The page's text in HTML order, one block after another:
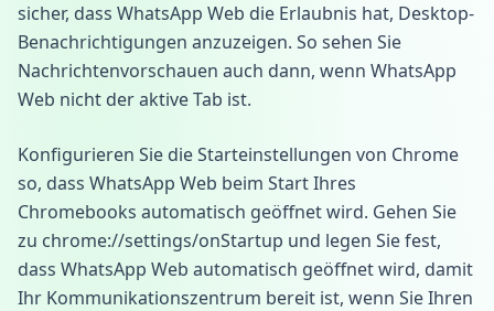
sicher, dass WhatsApp Web die Erlaubnis hat, Desktop-
Benachrichtigungen anzuzeigen. So sehen Sie
Nachrichtenvorschauen auch dann, wenn WhatsApp
Web nicht der aktive Tab ist.
Konfigurieren Sie die Starteinstellungen von Chrome
so, dass WhatsApp Web beim Start Ihres
Chromebooks automatisch geöffnet wird. Gehen Sie
zu chrome://settings/onStartup und legen Sie fest,
dass WhatsApp Web automatisch geöffnet wird, damit
Ihr Kommunikationszentrum bereit ist, wenn Sie Ihren